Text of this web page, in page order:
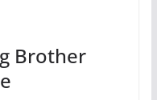
Brother